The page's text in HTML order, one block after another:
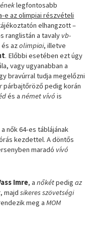
legfontosabb
e az olimpiai részvételi
elhangzott –
ranglistán a tavaly vb-
és azolimpiai, illetve
. Előbbi esetében ezt úgy
vagy ugyanabban a
bravúrral tudja megelőzni
párbajtőröző pedig korán
és anémet vívó is
nők 64-es táblájának
kezdettel. A döntős
maradó vívó
Imre, anőkétpedigaz
, majdsikeres szövetségi
meg aMOM